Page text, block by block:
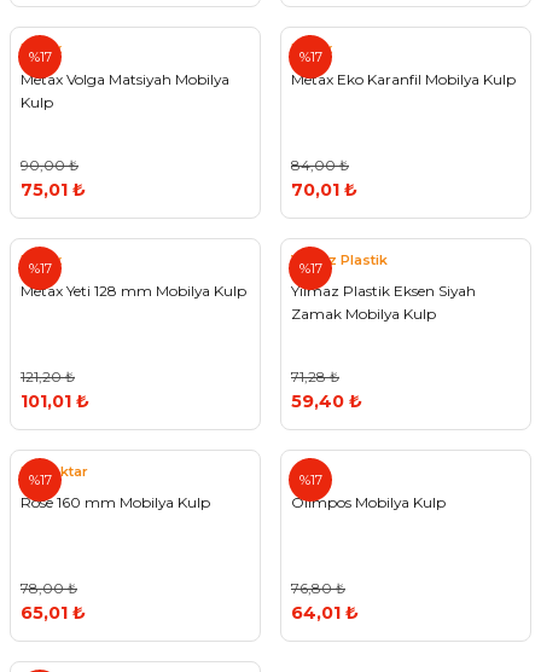
%17
Metax
Metax Volga Matsiyah Mobilya
Kulp
90,00 ₺
75,01 ₺
%17
Metax
Metax Eko Karanfil Mobilya Kulp
84,00 ₺
70,01 ₺
%17
Metax
Metax Yeti 128 mm Mobilya Kulp
121,20 ₺
101,01 ₺
%17
Yılmaz Plastik
Yılmaz Plastik Eksen Siyah
Zamak Mobilya Kulp
71,28 ₺
59,40 ₺
%17
Bayraktar
Rose 160 mm Mobilya Kulp
78,00 ₺
65,01 ₺
%17
Olimpos Mobilya Kulp
76,80 ₺
64,01 ₺